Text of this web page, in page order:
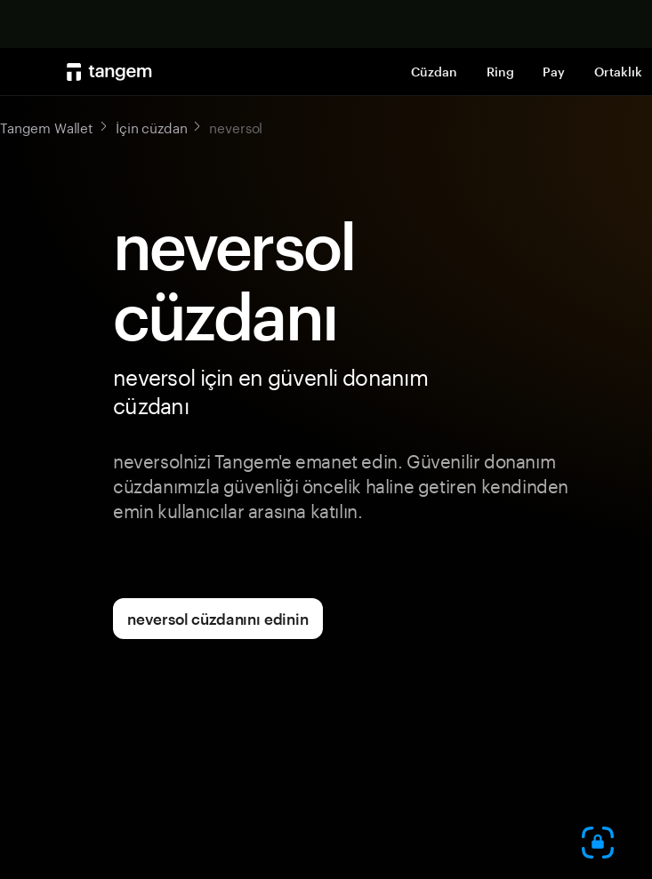
Cüzdan Ring Pay Ortaklık
Tangem Wallet İçin cüzdan neversol
neversol
cüzdanı
neversol için en güvenli donanım
cüzdanı
neversolnizi Tangem'e emanet edin. Güvenilir donanım
cüzdanımızla güvenliği öncelik haline getiren kendinden
emin kullanıcılar arasına katılın.
neversol cüzdanını edinin